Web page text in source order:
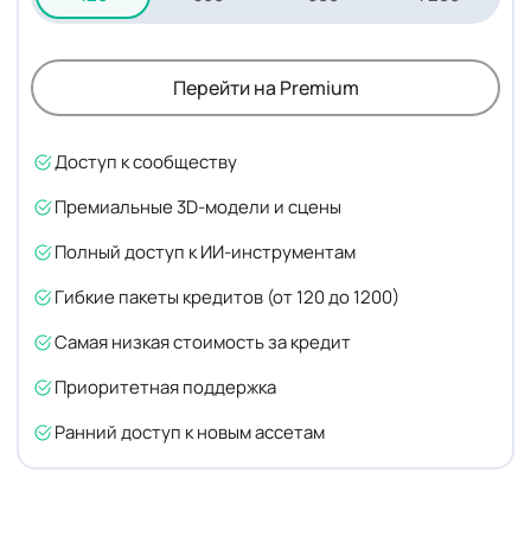
Перейти на Premium
Доступ к сообществу
Премиальные 3D-модели и сцены
Полный доступ к ИИ-инструментам
Гибкие пакеты кредитов (от 120 до 1200)
Самая низкая стоимость за кредит
Приоритетная поддержка
Ранний доступ к новым ассетам